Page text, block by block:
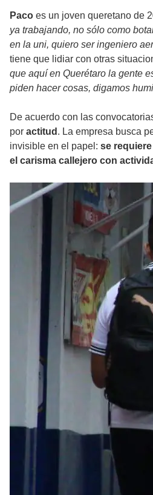
Paco es un joven queretano de
ya trabajando, no sólo como
en la uni, quiero ser ingeniero
tiene que lidiar con otras
que aquí en Querétaro la gente
piden hacer cosas, digamos
De acuerdo con las
por actitud . La empresa busca
invisible en el papel: se
el carisma callejero con